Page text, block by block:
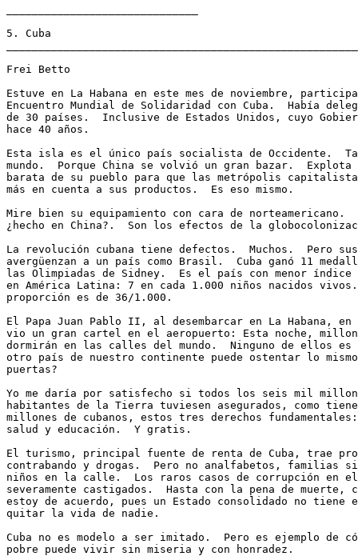
5. Cuba
Frei Betto
Estuve en La Habana en este mes de noviembre,
Encuentro Mundial de Solidaridad con Cuba.  Había
de 30 países.  Inclusive de Estados Unidos, cuyo
hace 40 años.
Esta isla es el único país socialista de Occidente.
mundo.  Porque China se volvió un gran bazar.  Explota
barata de su pueblo para que las metrópolis
más en cuenta a sus productos.  Es eso mismo.
Mire bien su equipamiento con cara de norteamericano.
¿hecho en China?.  Son los efectos de la
La revolución cubana tiene defectos.  Muchos.  Pero
avergüenzan a un país como Brasil.  Cuba ganó 11
las Olimpiadas de Sidney.  Es el país con menor índice
en América Latina: 7 en cada 1.000 niños nacidos
proporción es de 36/1.000.
El Papa Juan Pablo II, al desembarcar en La Habana, en
vio un gran cartel en el aeropuerto: Esta noche,
dormirán en las calles del mundo.  Ninguno de ellos es
otro país de nuestro continente puede ostentar lo
puertas?
Yo me daría por satisfecho si todos los seis mil
habitantes de la Tierra tuviesen asegurados, como
millones de cubanos, estos tres derechos
salud y educación.  Y gratis.
El turismo, principal fuente de renta de Cuba, trae
contrabando y drogas.  Pero no analfabetos, familias
niños en la calle.  Los raros casos de corrupción en el
severamente castigados.  Hasta con la pena de muerte,
estoy de acuerdo, pues un Estado consolidado no tiene
quitar la vida de nadie.
Cuba no es modelo a ser imitado.  Pero es ejemplo de
pobre puede vivir sin miseria y con honradez.